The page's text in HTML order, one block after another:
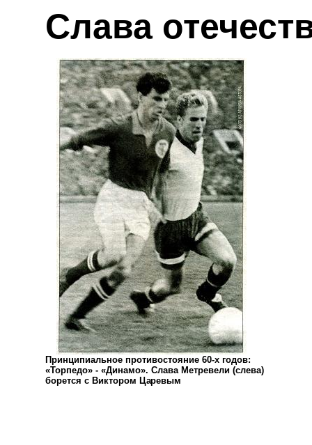
Слава
Принципиальное противостояние 60-х годов:
«Торпедо» - «Динамо». Слава Метревели (слева)
борется с Виктором Царевым